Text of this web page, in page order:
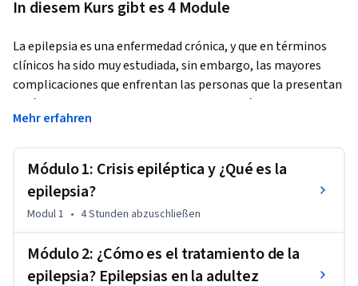
In diesem Kurs gibt es 4 Module
La epilepsia es una enfermedad crónica, y que en términos
clínicos ha sido muy estudiada, sin embargo, las mayores
complicaciones que enfrentan las personas que la presentan
están fuertemente vinculadas a la percepción del entorno, a
mitos y creencias que dificultan sus oportunidades de
El propósito de este MOOC es generar un espacio de diálogo
a través del abordaje de temáticas claves para comprender y
desmitificar la epilepsia con tal de ampliar la mirada y
El enfoque que presentamos es interdisciplinario
permitiendo un abordaje que precisa su alcance; definiéndola
Mehr erfahren
Módulo 1: Crisis epiléptica y ¿Qué es la
epilepsia?
Modul 1 • 4 Stunden abzuschließen
Módulo 2: ¿Cómo es el tratamiento de la
epilepsia? Epilepsias en la adultez